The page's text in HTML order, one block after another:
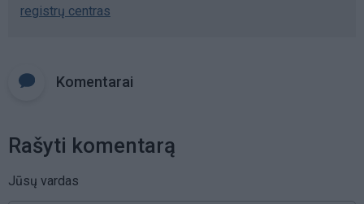
registrų centras
Komentarai
Rašyti komentarą
Jūsų vardas